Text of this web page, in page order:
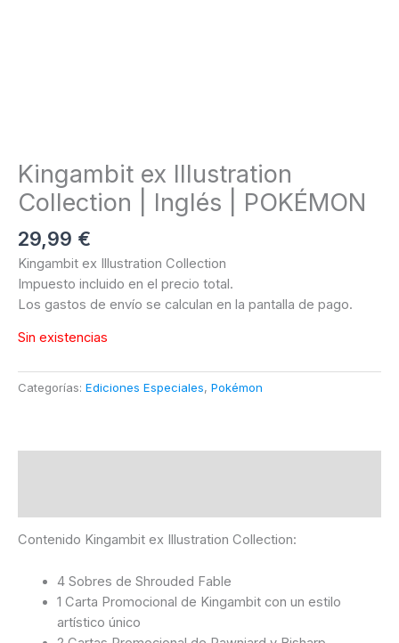
Kingambit ex Illustration
Collection | Inglés | POKÉMON
29,99 €
Kingambit ex Illustration Collection
Impuesto incluido en el precio total.
Los gastos de envío se calculan en la pantalla de pago.
Sin existencias
Categorías: Ediciones Especiales, Pokémon
Contenido Kingambit ex Illustration Collection:
4 Sobres de Shrouded Fable
1 Carta Promocional de Kingambit con un estilo
artístico único